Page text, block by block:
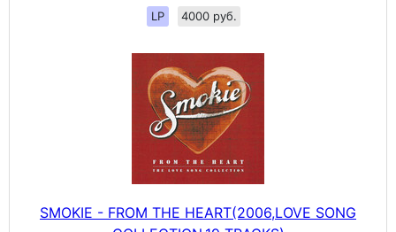
LP 4000 руб.
SMOKIE - FROM THE HEART(2006,LOVE SONG